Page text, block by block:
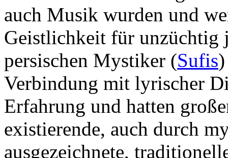
auch Musik wurden und
Geistlichkeit für unzüchtig
persischen Mystiker (Sufis
Verbindung mit lyrischer
Erfahrung und hatten
existierende, auch durch
ausgezeichnete,